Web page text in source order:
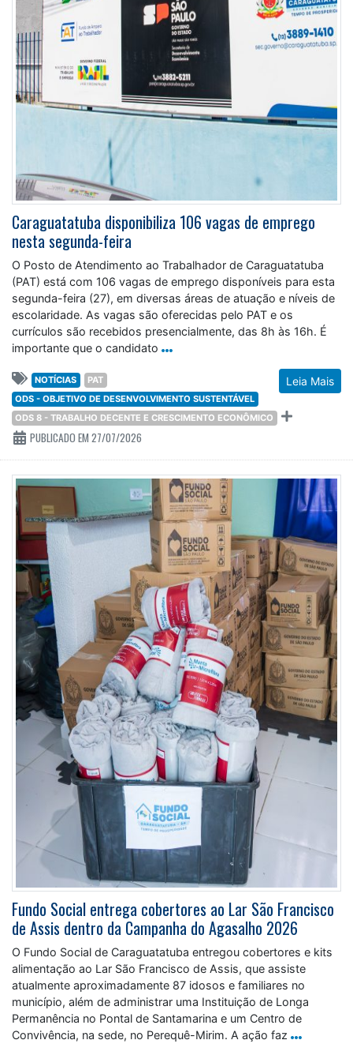
Caraguatatuba disponibiliza 106 vagas de emprego
nesta segunda-feira
O Posto de Atendimento ao Trabalhador de Caraguatatuba
(PAT) está com 106 vagas de emprego disponíveis para esta
segunda-feira (27), em diversas áreas de atuação e níveis de
escolaridade. As vagas são oferecidas pelo PAT e os
currículos são recebidos presencialmente, das 8h às 16h. É
importante que o candidato
Leia Mais
NOTÍCIAS
PAT
ODS - OBJETIVO DE DESENVOLVIMENTO SUSTENTÁVEL
ODS 8 - TRABALHO DECENTE E CRESCIMENTO ECONÔMICO
PUBLICADO EM 27/07/2026
Fundo Social entrega cobertores ao Lar São Francisco
de Assis dentro da Campanha do Agasalho 2026
O Fundo Social de Caraguatatuba entregou cobertores e kits
alimentação ao Lar São Francisco de Assis, que assiste
atualmente aproximadamente 87 idosos e familiares no
município, além de administrar uma Instituição de Longa
Permanência no Pontal de Santamarina e um Centro de
Convivência, na sede, no Perequê-Mirim. A ação faz